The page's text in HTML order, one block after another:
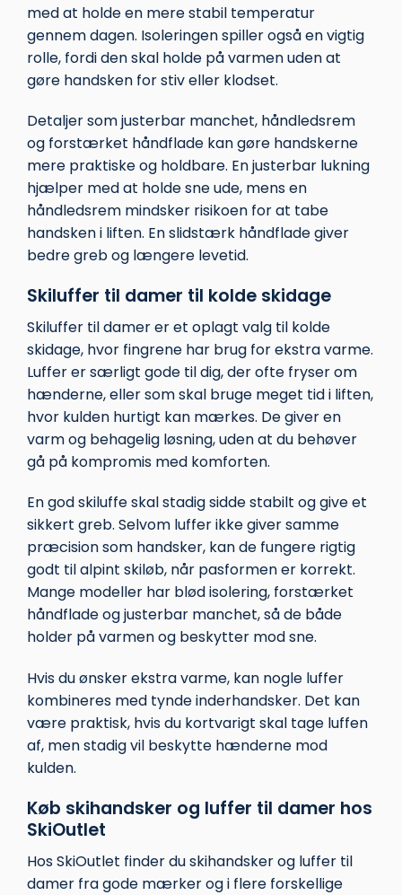
med at holde en mere stabil temperatur
gennem dagen. Isoleringen spiller også en vigtig
rolle, fordi den skal holde på varmen uden at
gøre handsken for stiv eller klodset.
Detaljer som justerbar manchet, håndledsrem
og forstærket håndflade kan gøre handskerne
mere praktiske og holdbare. En justerbar lukning
hjælper med at holde sne ude, mens en
håndledsrem mindsker risikoen for at tabe
handsken i liften. En slidstærk håndflade giver
bedre greb og længere levetid.
Skiluffer til damer til kolde skidage
Skiluffer til damer er et oplagt valg til kolde
skidage, hvor fingrene har brug for ekstra varme.
Luffer er særligt gode til dig, der ofte fryser om
hænderne, eller som skal bruge meget tid i liften,
hvor kulden hurtigt kan mærkes. De giver en
varm og behagelig løsning, uden at du behøver
gå på kompromis med komforten.
En god skiluffe skal stadig sidde stabilt og give et
sikkert greb. Selvom luffer ikke giver samme
præcision som handsker, kan de fungere rigtig
godt til alpint skiløb, når pasformen er korrekt.
Mange modeller har blød isolering, forstærket
håndflade og justerbar manchet, så de både
holder på varmen og beskytter mod sne.
Hvis du ønsker ekstra varme, kan nogle luffer
kombineres med tynde inderhandsker. Det kan
være praktisk, hvis du kortvarigt skal tage luffen
af, men stadig vil beskytte hænderne mod
kulden.
Køb skihandsker og luffer til damer hos
SkiOutlet
Hos SkiOutlet finder du skihandsker og luffer til
damer fra gode mærker og i flere forskellige